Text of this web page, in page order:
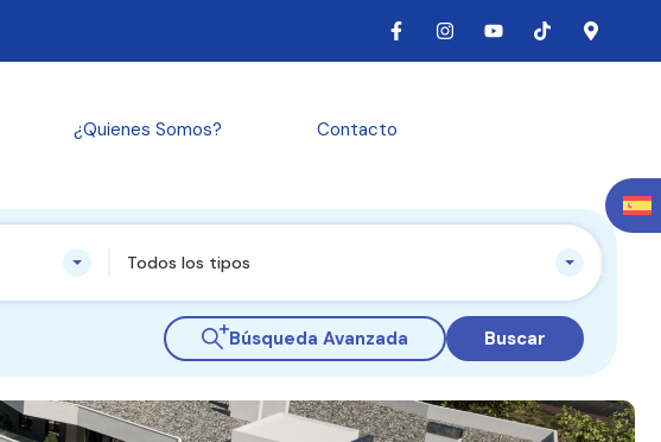
¿Quienes Somos? Contacto
Todos los tipos
Búsqueda Avanzada Buscar